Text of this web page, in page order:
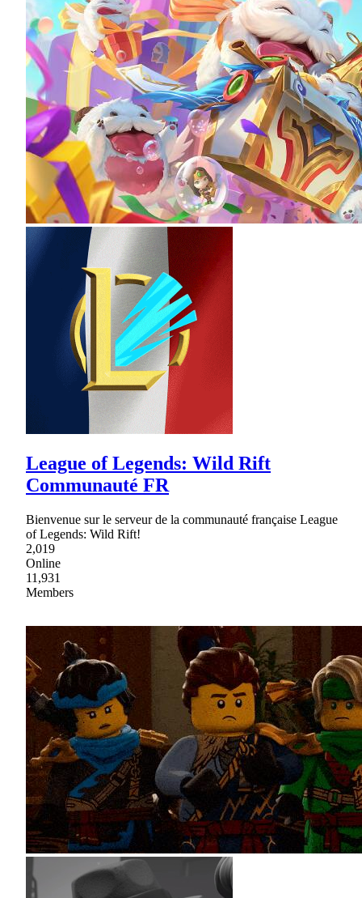
League of Legends: Wild Rift
Communauté FR
Bienvenue sur le serveur de la communauté française League
of Legends: Wild Rift!
2,019
Online
11,931
Members